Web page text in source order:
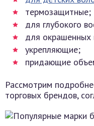
термозащитные;
для глубокого
для окрашенных
укрепляющие;
придающие
Рассмотрим
торговых брендов,